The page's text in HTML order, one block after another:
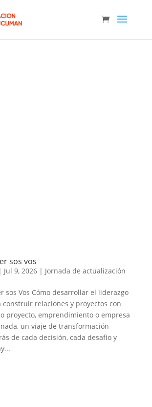
sos vos
| Jul 9, 2026| Jornada de actualización
sos Vos Cómo desarrollar el liderazgo
construir relaciones y proyectos con
proyecto, emprendimiento o empresa
un viaje de transformación
de cada decisión, cada desafío y